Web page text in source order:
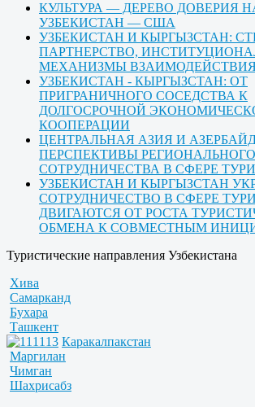
КУЛЬТУРА — ДЕРЕВО ДОВЕРИЯ
УЗБЕКИСТАН — США
УЗБЕКИСТАН И КЫРГЫЗСТАН:
ПАРТНЕРСТВО,
МЕХАНИЗМЫ ВЗАИМОДЕЙСТВИЯ
УЗБЕКИСТАН - КЫРГЫЗСТАН: ОТ
ПРИГРАНИЧНОГО СОСЕДСТВА К
ДОЛГОСРОЧНОЙ
КООПЕРАЦИИ
ЦЕНТРАЛЬНАЯ АЗИЯ И
ПЕРСПЕКТИВЫ РЕГИОНАЛЬНОГО
СОТРУДНИЧЕСТВА В СФЕРЕ
УЗБЕКИСТАН И КЫРГЫЗСТАН
СОТРУДНИЧЕСТВО В СФЕРЕ
ДВИГАЮТСЯ ОТ РОСТА
ОБМЕНА К СОВМЕСТНЫМ
Туристические направления Узбекистана
Хива
Самарканд
Бухара
Ташкент
Каракалпакстан
Маргилан
Чимган
Шахрисабз